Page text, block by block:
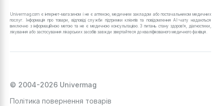
Спреї від болю в горлі для
знеболення
всю поверхню слизової оболонки горла
тонким шаром, під час використання ви
Univermag.com є інтернет-магазином і не є аптекою, медичним закладом або постачальником медичних
послуг. Інформація про товари, відповіді служби підтримки клієнтів та повідомлення AI-чату надаються
виключно з інформаційною метою та не є медичною консультацією. З питань стану здоров’я, діагностики,
лікування або застосування лікарських засобів завжди звертайтеся до кваліфікованого медичного фахівця.
© 2004-2026 Univermag
Політика повернення товарів